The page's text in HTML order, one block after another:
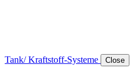
Tank/ Kraftstoff-Systeme Close